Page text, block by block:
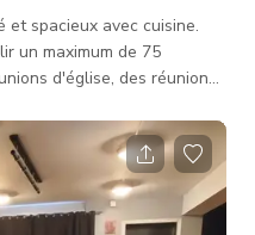
et spacieux avec cuisine.
un maximum de 75
d'église, des réunions
tables, système sonore,
L'espace peut être
style salle de classe, en